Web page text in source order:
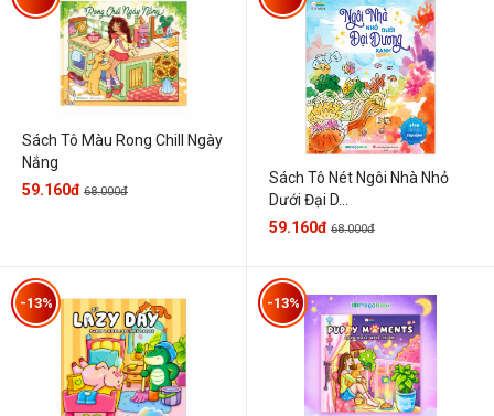
Sách Tô Màu Rong Chill Ngày
Nắng
59.160đ 68.000đ
Sách Tô Nét Ngôi Nhà Nhỏ
Dưới Đại D...
59.160đ 68.000đ
-13% -13%